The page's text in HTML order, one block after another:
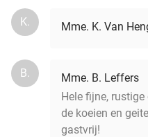
K. Mme. K. Van
B.
Mme. B. Leffers
Hele fijne,
de koeien en
gastvrij!